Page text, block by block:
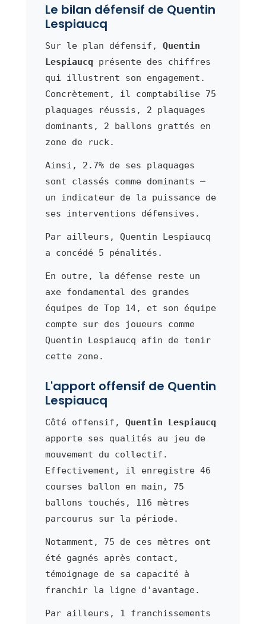
Le bilan défensif de Quentin
Lespiaucq
Sur le plan défensif, Quentin
Lespiaucq présente des chiffres
qui illustrent son engagement.
Concrètement, il comptabilise 75
plaquages réussis, 2 plaquages
dominants, 2 ballons grattés en
zone de ruck.
Ainsi, 2.7% de ses plaquages
sont classés comme dominants —
un indicateur de la puissance de
ses interventions défensives.
Par ailleurs, Quentin Lespiaucq
a concédé 5 pénalités.
En outre, la défense reste un
axe fondamental des grandes
équipes de Top 14, et son équipe
compte sur des joueurs comme
Quentin Lespiaucq afin de tenir
cette zone.
L'apport offensif de Quentin
Lespiaucq
Côté offensif, Quentin Lespiaucq
apporte ses qualités au jeu de
mouvement du collectif.
Effectivement, il enregistre 46
courses ballon en main, 75
ballons touchés, 116 mètres
parcourus sur la période.
Notamment, 75 de ces mètres ont
été gagnés après contact,
témoignage de sa capacité à
franchir la ligne d'avantage.
Par ailleurs, 1 franchissements